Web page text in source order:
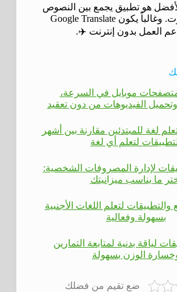
هو تطبيق يجمع بين النصوص
والصور والصوت. وغالباً يكون Google Translate
العمل بدون إنترنت ✈️.
7 متصفحات موبايل في السرعة،
الفيديوهات من دون تعقيد
لغة للمبتدئين مقارنة بين أشهر
لتعلم أي لغة
10 تطبيقات لإدارة المصروفات الشخصية:
ما يناسب ميزانيتك
والتطبيقات لتعلم اللغات الأجنبية
بسهولة وفعالية
لياقة بدنية لمتابعة التمارين
الوزن بسهولة
ضع تقيم من فضلك